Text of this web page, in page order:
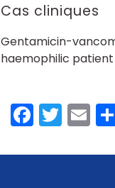
Cas cliniques
Gentamicin-
haemophilic